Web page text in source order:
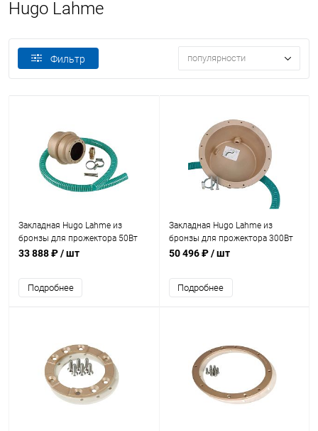
Hugo Lahme
Фильтр популярности
Закладная Hugo Lahme из
бронзы для прожектора 50Вт
12В 110мм (плитка) (4250050)
33 888 ₽/ шт
Подробнее
Закладная Hugo Lahme из
бронзы для прожектора 300Вт
270мм (плитка) (4100050)
50 496 ₽/ шт
Подробнее